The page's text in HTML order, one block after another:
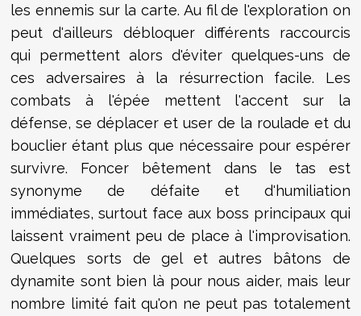
les ennemis sur la carte. Au fil de l'exploration on
peut d'ailleurs débloquer différents raccourcis
qui permettent alors d'éviter quelques-uns de
ces adversaires à la résurrection facile. Les
combats à l'épée mettent l'accent sur la
défense, se déplacer et user de la roulade et du
bouclier étant plus que nécessaire pour espérer
survivre. Foncer bêtement dans le tas est
synonyme de défaite et d'humiliation
immédiates, surtout face aux boss principaux qui
laissent vraiment peu de place à l'improvisation.
Quelques sorts de gel et autres bâtons de
dynamite sont bien là pour nous aider, mais leur
nombre limité fait qu'on ne peut pas totalement